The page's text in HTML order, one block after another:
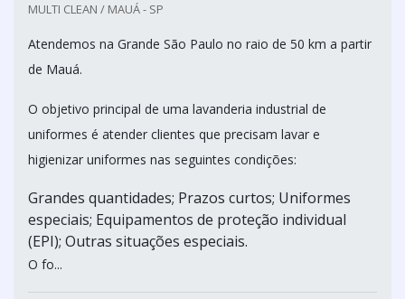
MULTI CLEAN / MAUÁ - SP
Atendemos na Grande São Paulo no raio de 50 km a partir
de Mauá.
O objetivo principal de uma lavanderia industrial de
uniformes é atender clientes que precisam lavar e
higienizar uniformes nas seguintes condições:
Grandes quantidades; Prazos curtos; Uniformes
especiais; Equipamentos de proteção individual
(EPI); Outras situações especiais.
O fo...